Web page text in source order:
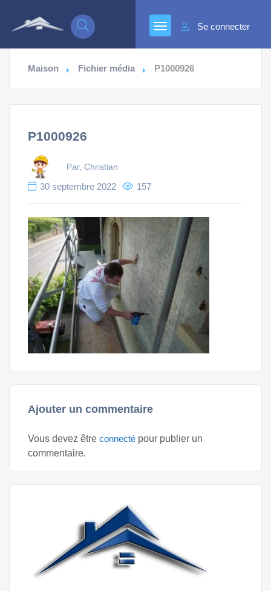
Se connecter
Maison Fichier média P1000926
P1000926
Par, Christian
30 septembre 2022 157
Ajouter un commentaire
Vous devez être connecté pour publier un
commentaire.